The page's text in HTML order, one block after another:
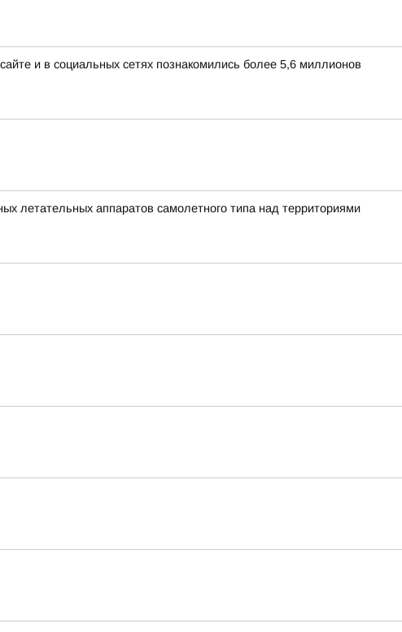
и в социальных сетях познакомились более 5,6 миллионов
летательных аппаратов самолетного типа над территориями